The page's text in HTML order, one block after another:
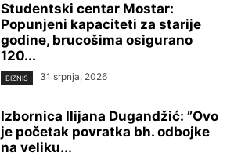
Studentski centar Mostar:
Popunjeni kapaciteti za starije
godine, brucošima osigurano
120...
BIZNIS 31 srpnja, 2026
Izbornica Ilijana Dugandžić: ”Ovo
je početak povratka bh. odbojke
na veliku...